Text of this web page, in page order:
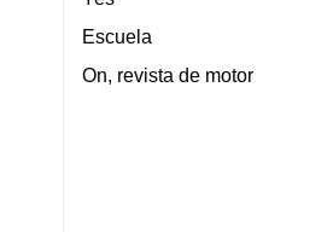
Escuela
On, revista de motor